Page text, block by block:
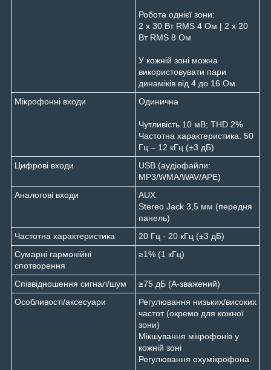
Робота однієї зони:
2 x 30 Вт RMS 4 Ом | 2 x 20
Вт RMS 8 Ом
У кожній зоні можна
використовувати пари
динаміків від 4 до 16 Ом.
Мікрофонні входи
Одинична
Чутливість 10 мВ; THD 2%
Частотна характеристика: 50
Гц – 12 кГц (±3 дБ)
Цифрові входи
USB (аудіофайли:
MP3/WMA/WAV/APE)
Аналогові входи
AUX
Stereo Jack 3,5 мм (передня
панель)
Частотна характеристика
20 Гц - 20 кГц (±3 дБ)
Сумарні гармонійні
спотворення
≥1% (1 кГц)
Співвідношення сигнал/шум
≥75 дБ (A-зважений)
Особливості/аксесуари
Регулювання низьких/високих
частот (окремо для кожної
зони)
Мікшування мікрофонів у
кожній зоні
Регулювання ехумікрофона